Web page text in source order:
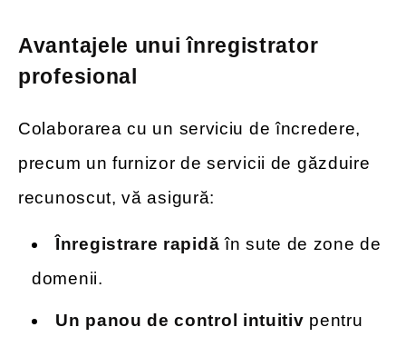
Avantajele unui înregistrator
profesional
Colaborarea cu un serviciu de încredere,
precum un furnizor de servicii de găzduire
recunoscut, vă asigură:
Înregistrare rapidă în sute de zone de
domenii.
Un panou de control intuitiv pentru